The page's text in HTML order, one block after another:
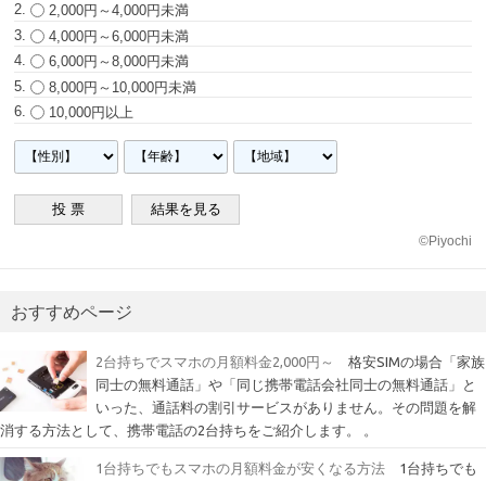
2,000円～4,000円未満
4,000円～6,000円未満
6,000円～8,000円未満
8,000円～10,000円未満
10,000円以上
©Piyochi
おすすめページ
2台持ちでスマホの月額料金2,000円～
格安SIMの場合「家族
同士の無料通話」や「同じ携帯電話会社同士の無料通話」と
いった、通話料の割引サービスがありません。その問題を解
消する方法として、携帯電話の2台持ちをご紹介します。 。
1台持ちでもスマホの月額料金が安くなる方法 1台持ちでも